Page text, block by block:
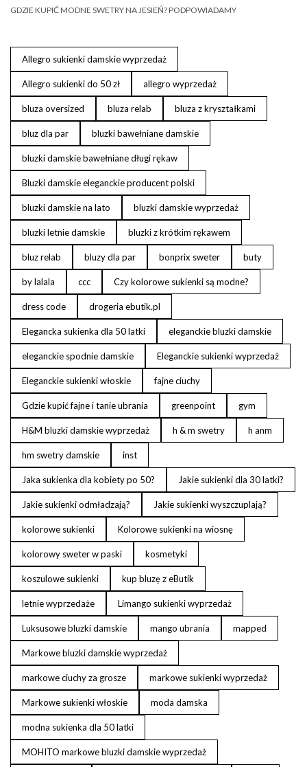
GDZIE KUPIĆ MODNE SWETRY NA JESIEŃ? PODPOWIADAMY
Allegro sukienki damskie wyprzedaż
Allegro sukienki do 50 zł allegro wyprzedaż
bluza oversized bluza relab bluza z kryształkami
bluz dla par bluzki bawełniane damskie
bluzki damskie bawełniane długi rękaw
Bluzki damskie eleganckie producent polski
bluzki damskie na lato bluzki damskie wyprzedaż
bluzki letnie damskie bluzki z krótkim rękawem
bluz relab bluzy dla par bonprix sweter buty
by lalala ccc Czy kolorowe sukienki są modne?
dress code drogeria ebutik.pl
Elegancka sukienka dla 50 latki eleganckie bluzki damskie
eleganckie spodnie damskie Eleganckie sukienki wyprzedaż
Eleganckie sukienki włoskie fajne ciuchy
Gdzie kupić fajne i tanie ubrania greenpoint gym
H&M bluzki damskie wyprzedaż h & m swetry h anm
hm swetry damskie inst
Jaka sukienka dla kobiety po 50? Jakie sukienki dla 30 latki?
Jakie sukienki odmładzają? Jakie sukienki wyszczuplają?
kolorowe sukienki Kolorowe sukienki na wiosnę
kolorowy sweter w paski kosmetyki
koszulowe sukienki kup bluzę z eButik
letnie wyprzedaże Limango sukienki wyprzedaż
Luksusowe bluzki damskie mango ubrania mapped
Markowe bluzki damskie wyprzedaż
markowe ciuchy za grosze markowe sukienki wyprzedaż
Markowe sukienki włoskie moda damska
modna sukienka dla 50 latki
MOHITO markowe bluzki damskie wyprzedaż